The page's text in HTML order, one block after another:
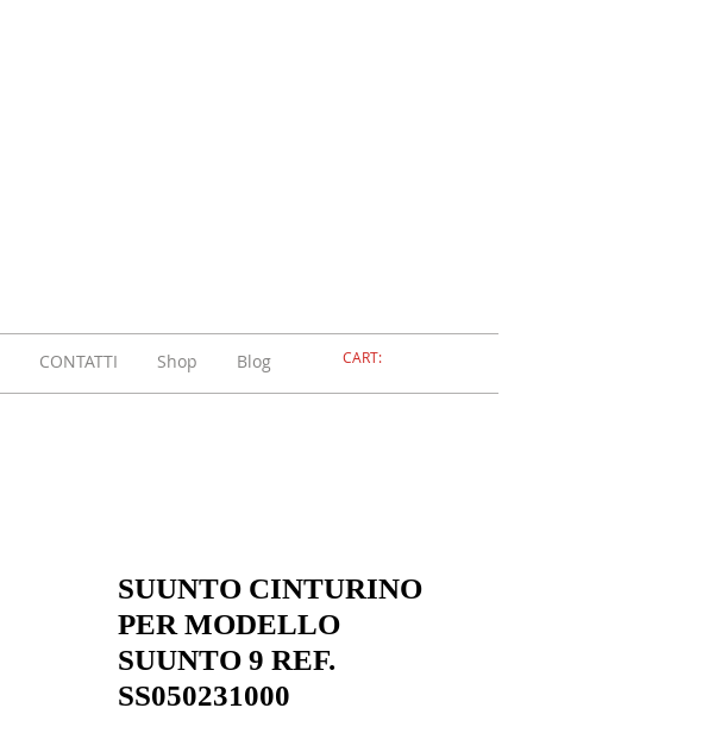
CONTATTI Shop Blog CART:
SUUNTO CINTURINO
PER MODELLO
SUUNTO 9 REF.
SS050231000